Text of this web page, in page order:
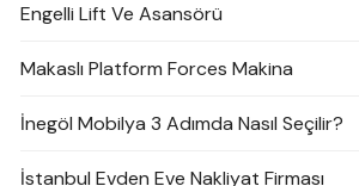
Engelli Lift Ve Asansörü
Makaslı Platform Forces Makina
İnegöl Mobilya 3 Adımda Nasıl Seçilir?
İstanbul Evden Eve Nakliyat Firması